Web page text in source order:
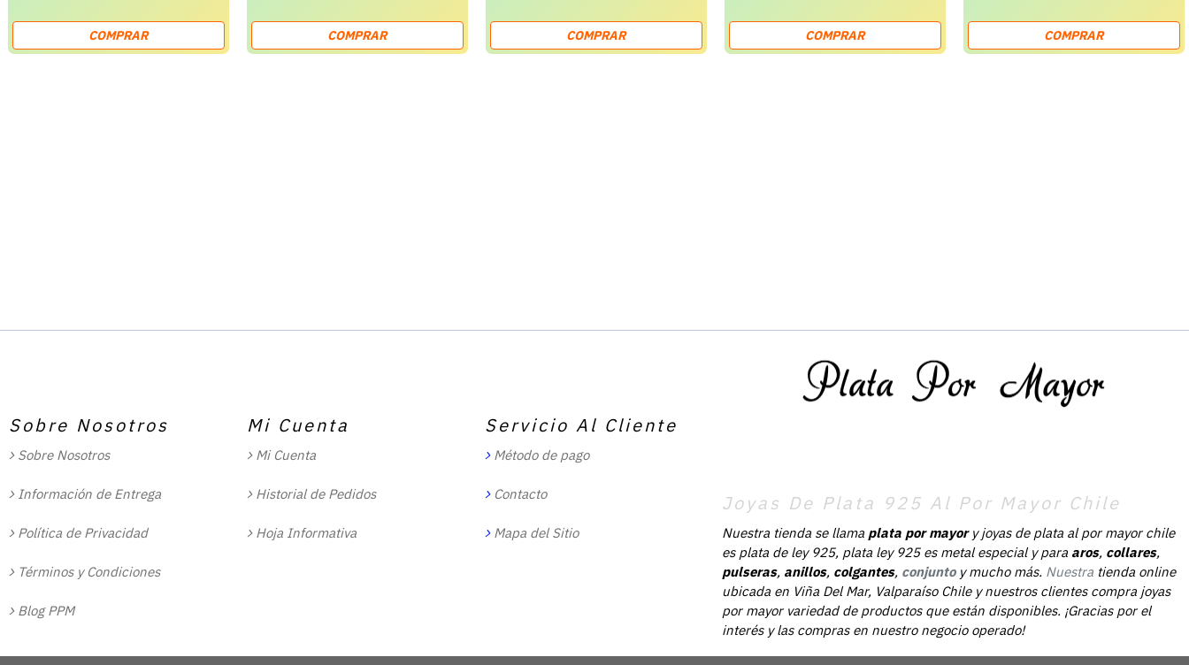
COMPRAR COMPRAR COMPRAR COMPRAR COMPRAR
Sobre Nosotros
Sobre Nosotros
Información de Entrega
Política de Privacidad
Términos y Condiciones
Blog PPM
Mi Cuenta
Mi Cuenta
Historial de Pedidos
Hoja Informativa
Servicio Al Cliente
Método de pago
Contacto
Mapa del Sitio
Joyas De Plata 925 Al Por Mayor Chile
Nuestra tienda se llama plata por mayory joyas de plata al por mayor chile
es plata de ley 925, plata ley 925 es metal especial y para aros, collares,
pulseras, anillos, colgantes, conjunto y mucho más. Nuestra tienda online
ubicada en Viña Del Mar, Valparaíso Chile y nuestros clientes compra joyas
por mayor variedad de productos que están disponibles. ¡Gracias por el
interés y las compras en nuestro negocio operado!